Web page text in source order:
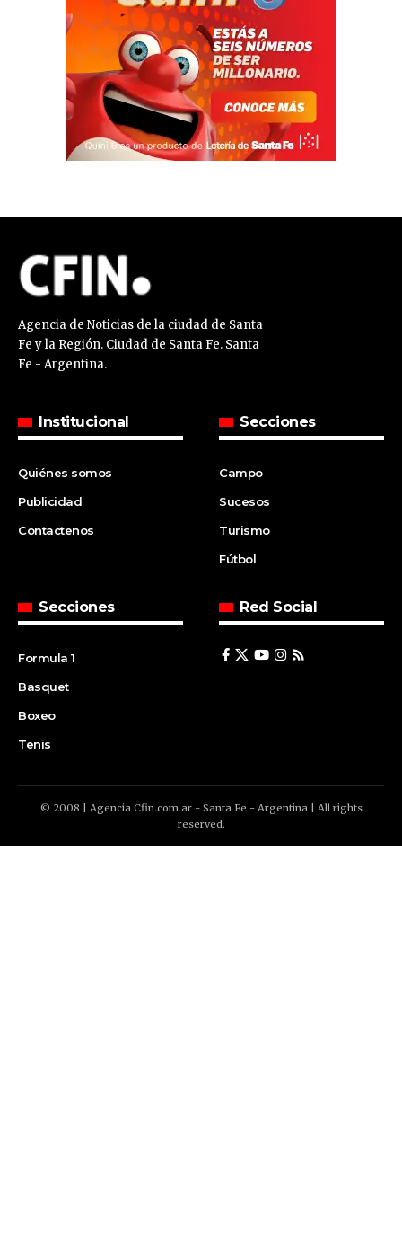
Agencia de Noticias de la ciudad de Santa
Fe y la Región. Ciudad de Santa Fe. Santa
Fe - Argentina.
Institucional
Quiénes somos
Publicidad
Contactenos
Secciones
Campo
Sucesos
Turismo
Fútbol
Secciones
Formula 1
Basquet
Boxeo
Tenis
Red Social
© 2008 | Agencia Cfin.com.ar - Santa Fe - Argentina | All rights
reserved.